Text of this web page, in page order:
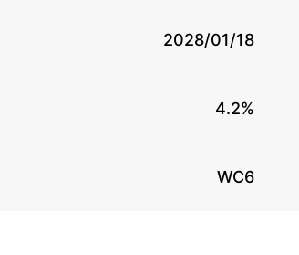
2028/01/18
4.2%
WC6